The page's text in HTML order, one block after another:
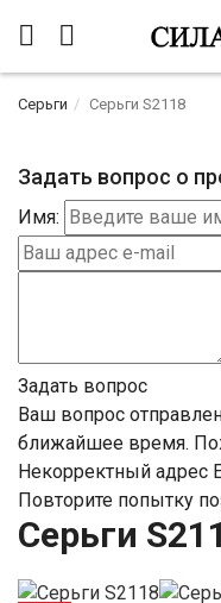
Серьги Серьги S2118
Задать вопрос о
Имя:
Задать вопрос
Ваш вопрос
ближайшее время.
Некорректный адрес
Повторите попытку
Серьги